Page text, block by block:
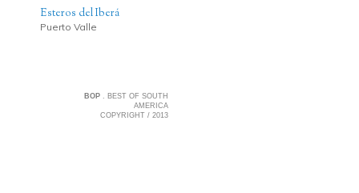
Esteros del Iberá
Puerto Valle
BOP . BEST OF SOUTH
AMERICA
COPYRIGHT / 2013